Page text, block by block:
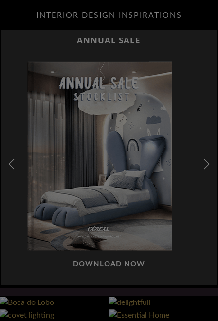
INTERIOR DESIGN INSPIRATIONS
ANNUAL SALE
DOWNLOAD NOW